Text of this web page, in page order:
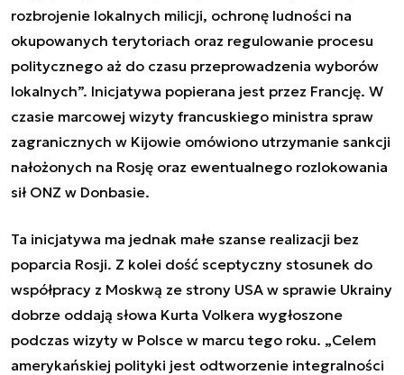
rozbrojenie lokalnych milicji, ochronę ludności na
okupowanych terytoriach oraz regulowanie procesu
politycznego aż do czasu przeprowadzenia wyborów
lokalnych”. Inicjatywa popierana jest przez Francję. W
czasie marcowej wizyty francuskiego ministra spraw
zagranicznych w Kijowie omówiono utrzymanie sankcji
nałożonych na Rosję oraz ewentualnego rozlokowania
sił ONZ w Donbasie.
Ta inicjatywa ma jednak małe szanse realizacji bez
poparcia Rosji. Z kolei dość sceptyczny stosunek do
współpracy z Moskwą ze strony USA w sprawie Ukrainy
dobrze oddają słowa Kurta Volkera wygłoszone
podczas wizyty w Polsce w marcu tego roku. „Celem
amerykańskiej polityki jest odtworzenie integralności